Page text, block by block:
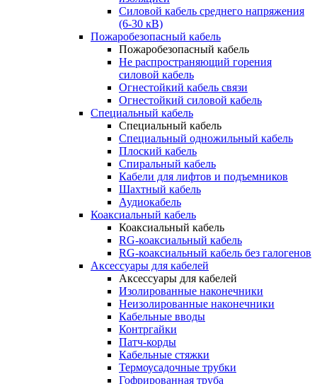
Силовой кабель среднего напряжения
(6-30 кВ)
Пожаробезопасный кабель
Пожаробезопасный кабель
Не распространяющий горения
силовой кабель
Огнестойкий кабель связи
Огнестойкий силовой кабель
Специальный кабель
Специальный кабель
Специальный одножильный кабель
Плоский кабель
Спиральный кабель
Кабели для лифтов и подъемников
Шахтный кабель
Аудиокабель
Коаксиальный кабель
Коаксиальный кабель
RG-коаксиальный кабель
RG-коаксиальный кабель без галогенов
Аксессуары для кабелей
Аксессуары для кабелей
Изолированные наконечники
Неизолированные наконечники
Кабельные вводы
Контргайки
Патч-корды
Кабельные стяжки
Термоусадочные трубки
Гофрированная труба